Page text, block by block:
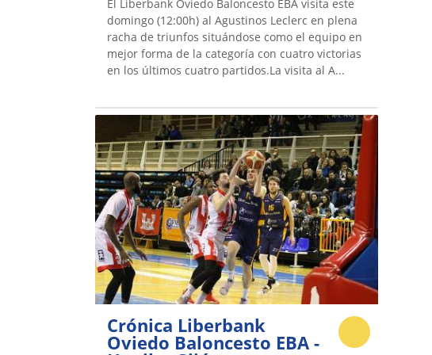
El Liberbank Oviedo Baloncesto EBA visita este
domingo (12:00h) al Agustinos Leclerc en plena
racha de triunfos situándose como el equipo en
mejor forma de la categoría con cuatro victorias
en los últimos cuatro partidos.La visita al A...
Crónica Liberbank
Oviedo Baloncesto EBA -